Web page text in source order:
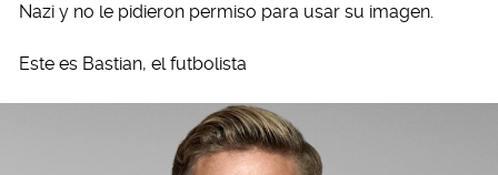
Nazi y no le pidieron permiso para usar su imagen.
Este es Bastian, el futbolista